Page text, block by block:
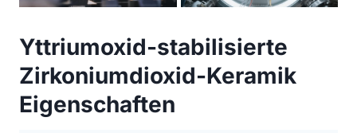
Yttriumoxid-stabilisierte
Zirkoniumdioxid-Keramik
Eigenschaften